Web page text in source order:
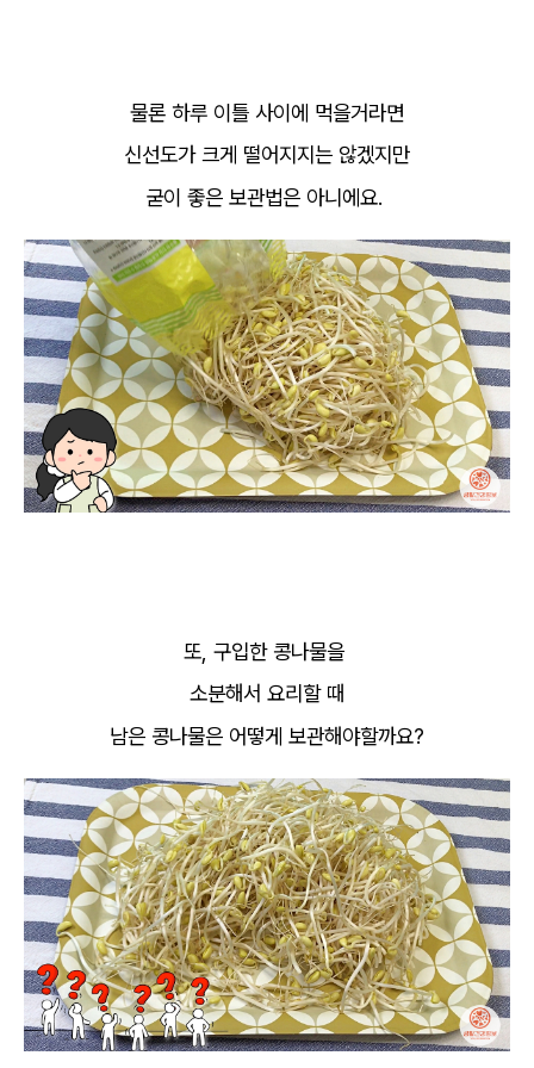
물론 하루 이틀 사이에 먹을거라면
신선도가 크게 떨어지지는 않겠지만
굳이 좋은 보관법은 아니에요.
또, 구입한 콩나물을
소분해서 요리할 때
남은 콩나물은 어떻게 보관해야할까요?